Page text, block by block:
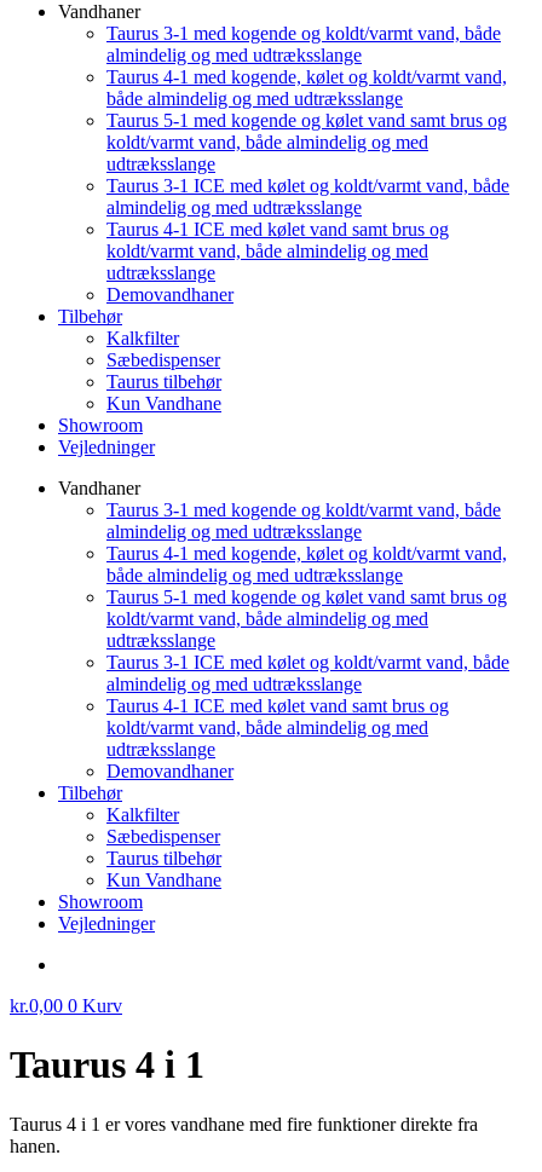
Vandhaner
Taurus 3-1 med kogende og koldt/varmt vand, både
almindelig og med udtræksslange
Taurus 4-1 med kogende, kølet og koldt/varmt vand,
både almindelig og med udtræksslange
Taurus 5-1 med kogende og kølet vand samt brus og
koldt/varmt vand, både almindelig og med
udtræksslange
Taurus 3-1 ICE med kølet og koldt/varmt vand, både
almindelig og med udtræksslange
Taurus 4-1 ICE med kølet vand samt brus og
koldt/varmt vand, både almindelig og med
udtræksslange
Demovandhaner
Tilbehør
Kalkfilter
Sæbedispenser
Taurus tilbehør
Kun Vandhane
Showroom
Vejledninger
Vandhaner
Taurus 3-1 med kogende og koldt/varmt vand, både
almindelig og med udtræksslange
Taurus 4-1 med kogende, kølet og koldt/varmt vand,
både almindelig og med udtræksslange
Taurus 5-1 med kogende og kølet vand samt brus og
koldt/varmt vand, både almindelig og med
udtræksslange
Taurus 3-1 ICE med kølet og koldt/varmt vand, både
almindelig og med udtræksslange
Taurus 4-1 ICE med kølet vand samt brus og
koldt/varmt vand, både almindelig og med
udtræksslange
Demovandhaner
Tilbehør
Kalkfilter
Sæbedispenser
Taurus tilbehør
Kun Vandhane
Showroom
Vejledninger
kr.0,00 0 Kurv
Taurus 4 i 1
Taurus 4 i 1 er vores vandhane med fire funktioner direkte fra
hanen.